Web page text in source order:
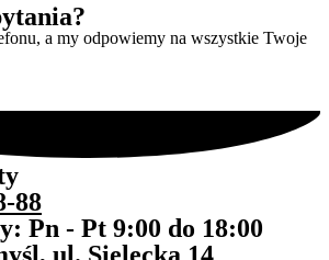
a my odpowiemy na wszystkie Twoje
88
Pn - Pt 9:00 do 18:00